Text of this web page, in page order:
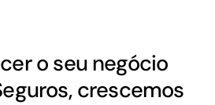
o seu negócio
crescemos